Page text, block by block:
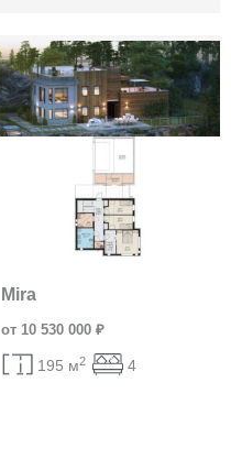
Mira
от 10 530 000 ₽
195 м2 4